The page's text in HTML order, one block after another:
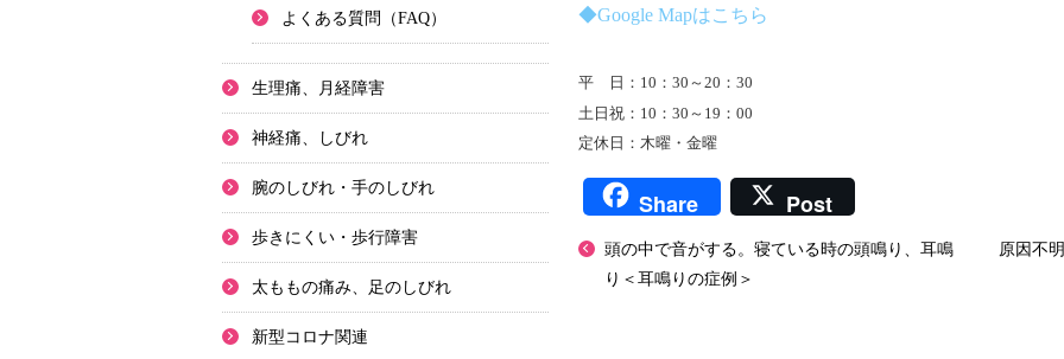
◆Google Mapはこちら
平 日：10：30～20：30
土日祝：10：30～19：00
定休日：木曜・金曜
Share Post
頭の中で音がする。寝ている時の頭鳴り、耳鳴
り＜耳鳴りの症例＞
原因不
よくある質問（FAQ）
生理痛、月経障害
神経痛、しびれ
腕のしびれ・手のしびれ
歩きにくい・歩行障害
太ももの痛み、足のしびれ
新型コロナ関連